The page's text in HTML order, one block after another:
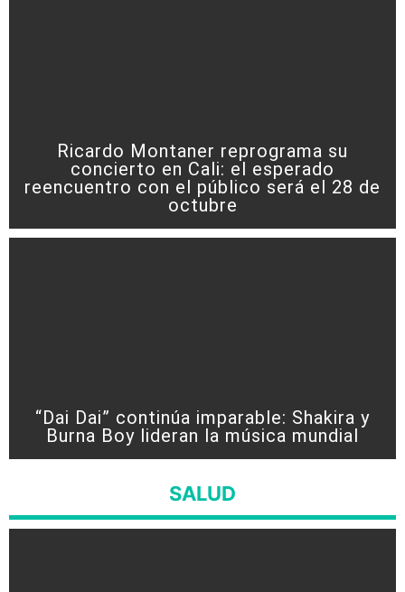
Ricardo Montaner reprograma su
concierto en Cali: el esperado
reencuentro con el público será el 28 de
octubre
“Dai Dai” continúa imparable: Shakira y
Burna Boy lideran la música mundial
SALUD